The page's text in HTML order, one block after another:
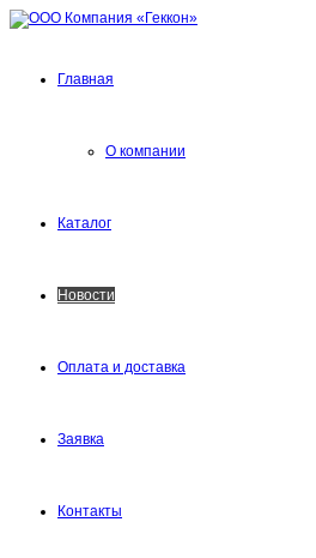
Главная
О компании
Каталог
Новости
Оплата и доставка
Заявка
Контакты